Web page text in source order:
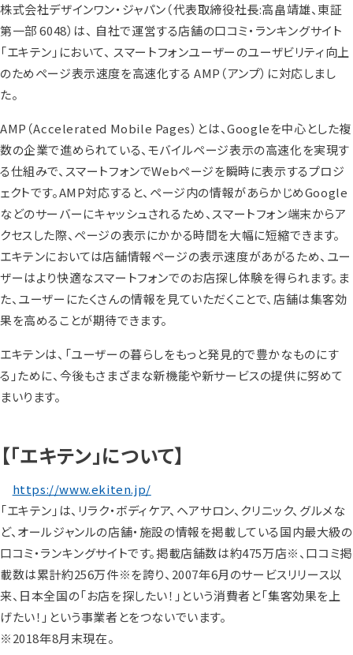
株式会社デザインワン・ジャパン（代表取締役社長:高畠靖雄、東証
第一部 6048）は、 自社で運営する店舗の口コミ・ランキングサイト
「エキテン」において、 スマートフォンユーザーのユーザビリティ向上
のためページ表示速度を高速化する AMP（アンプ）に対応しまし
た。
AMP（Accelerated Mobile Pages）とは、Googleを中心とした複
数の企業で進められている、モバイルページ表示の高速化を実現す
る仕組みで、スマートフォンでWebページを瞬時に表示するプロジ
ェクトです。AMP対応すると、ページ内の情報があらかじめGoogle
などのサーバーにキャッシュされるため、スマートフォン端末からア
クセスした際、ページの表示にかかる時間を大幅に短縮できます。
エキテンにおいては店舗情報ページの表示速度があがるため、ユー
ザーはより快適なスマートフォンでのお店探し体験を得られます。ま
た、ユーザーにたくさんの情報を見ていただくことで、店舗は集客効
果を高めることが期待できます。
エキテンは、「ユーザーの暮らしをもっと発見的で豊かなものにす
る」ために、今後もさまざまな新機能や新サービスの提供に努めて
まいります。
【「エキテン」について】
https://www.ekiten.jp/
「エキテン」は、リラク・ボディケア、ヘアサロン、クリニック、グルメな
ど、オールジャンルの店舗・施設の情報を掲載している国内最大級の
口コミ・ランキングサイトです。掲載店舗数は約475万店※、口コミ掲
載数は累計約256万件※を誇り、2007年6月のサービスリリース以
来、日本全国の「お店を探したい！」という消費者と「集客効果を上
げたい！」という事業者とをつないでいます。
※2018年8月末現在。